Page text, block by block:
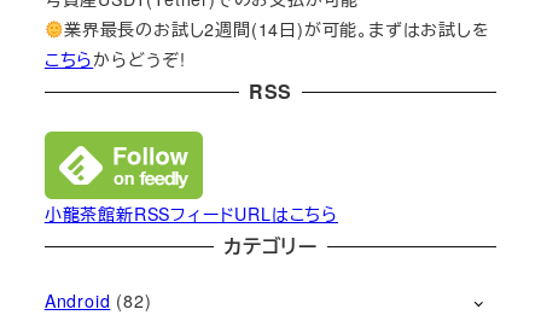
業界最長のお試し2週間(14日)が可能。まずはお試しを
こちらからどうぞ!
RSS
小龍茶館新RSSフィードURLはこちら
カテゴリー
Android (82)